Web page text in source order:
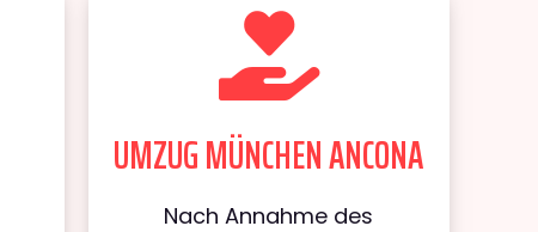
UMZUG MÜNCHEN ANCONA
Nach Annahme des